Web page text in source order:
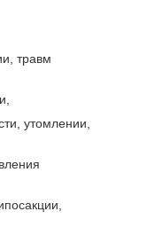
травм
утомлении,